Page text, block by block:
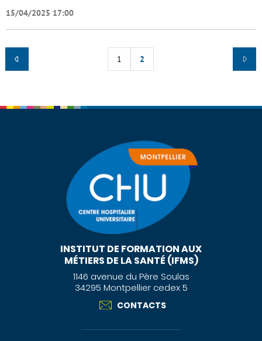
15/04/2025 17:00
1 2
INSTITUT DE FORMATION AUX
MÉTIERS DE LA SANTÉ (IFMS)
1146 avenue du Père Soulas
34295 Montpellier cedex 5
CONTACTS